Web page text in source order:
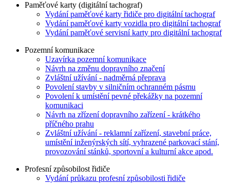
Paměťové karty (digitální tachograf)
Vydání paměťové karty řidiče pro digitální tachograf
Vydání paměťové karty vozidla pro digitální tachograf
Vydání paměťové servisní karty pro digitální tachograf
Pozemní komunikace
Uzavírka pozemní komunikace
Návrh na změnu dopravního značení
Zvláštní užívání - nadměrná přeprava
Povolení stavby v silničním ochranném pásmu
Povolení k umístění pevné překážky na pozemní
komunikaci
Návrh na zřízení dopravního zařízení - krátkého
příčného prahu
Zvláštní užívání - reklamní zařízení, stavební práce,
umístění inženýrských sítí, vyhrazené parkovací stání,
provozování stánků, sportovní a kulturní akce apod.
Profesní způsobilost řidiče
Vydání průkazu profesní způsobilosti řidiče